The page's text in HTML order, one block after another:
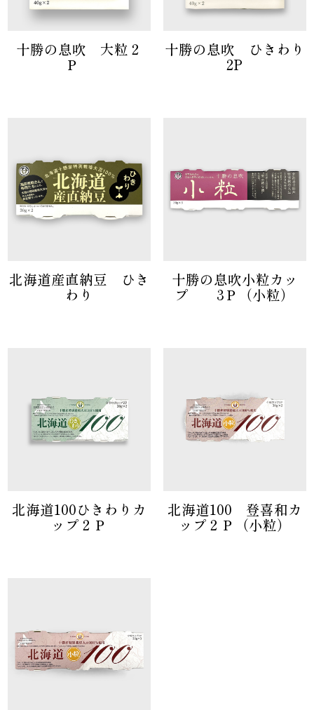
十勝の息吹 大粒２
Ｐ
十勝の息吹 ひきわり
2P
北海道産直納豆 ひき
わり
十勝の息吹小粒カッ
プ 3Ｐ（小粒）
北海道100ひきわりカ
ップ２Ｐ
北海道100 登喜和カ
ップ２Ｐ（小粒）